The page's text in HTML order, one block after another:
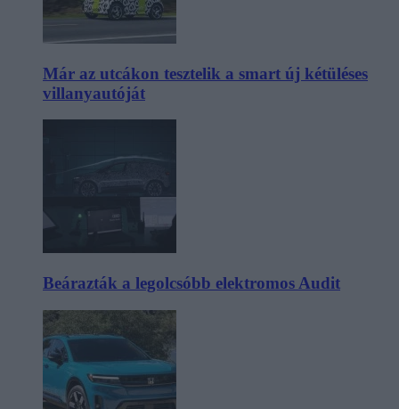
Már az utcákon tesztelik a smart új kétüléses
villanyautóját
Beárazták a legolcsóbb elektromos Audit